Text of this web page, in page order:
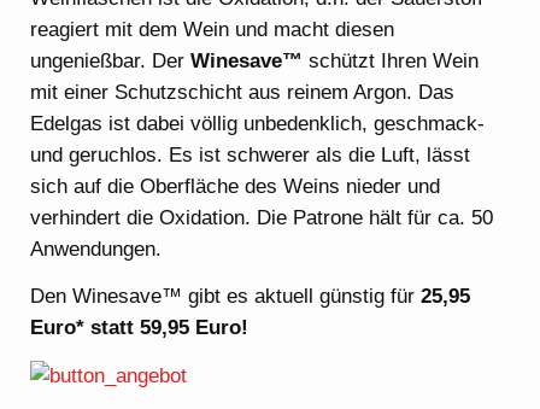
reagiert mit dem Wein und macht diesen
ungenießbar. DerWinesave™schützt Ihren Wein
mit einer Schutzschicht aus reinem Argon. Das
Edelgas ist dabei völlig unbedenklich, geschmack-
und geruchlos. Es ist schwerer als die Luft, lässt
sich auf die Oberfläche des Weins nieder und
verhindert die Oxidation. Die Patrone hält für ca. 50
Anwendungen.
Den Winesave™ gibt es aktuell günstig für25,95
Euro* statt 59,95 Euro!